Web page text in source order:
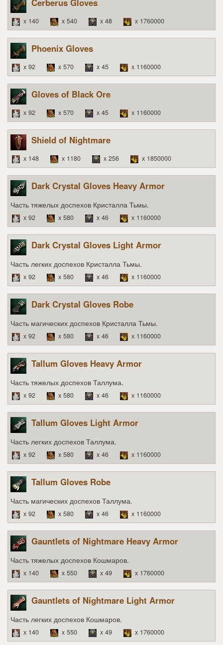
Cerberus Gloves
x 140 x 540 x 48 x 1760000
Phoenix Gloves
x 92 x 570 x 45 x 1160000
Gloves of Black Ore
x 92 x 570 x 45 x 1160000
Shield of Nightmare
x 148 x 1180 x 256 x 1850000
Dark Crystal Gloves Heavy Armor
Часть тяжелых доспехов Кристалла Тьмы.
x 92 x 580 x 46 x 1160000
Dark Crystal Gloves Light Armor
Часть легких доспехов Кристалла Тьмы.
x 92 x 580 x 46 x 1160000
Dark Crystal Gloves Robe
Часть магических доспехов Кристалла Тьмы.
x 92 x 580 x 46 x 1160000
Tallum Gloves Heavy Armor
Часть тяжелых доспехов Таллума.
x 92 x 580 x 46 x 1160000
Tallum Gloves Light Armor
Часть легких доспехов Таллума.
x 92 x 580 x 46 x 1160000
Tallum Gloves Robe
Часть магических доспехов Таллума.
x 92 x 580 x 46 x 1160000
Gauntlets of Nightmare Heavy Armor
Часть тяжелых доспехов Кошмаров.
x 140 x 550 x 49 x 1760000
Gauntlets of Nightmare Light Armor
Часть легких доспехов Кошмаров.
x 140 x 550 x 49 x 1760000